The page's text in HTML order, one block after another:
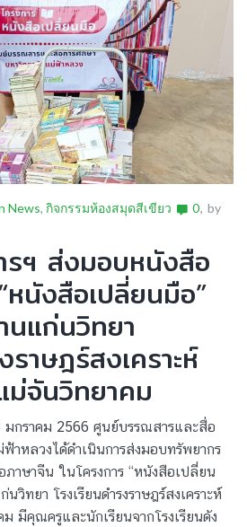
News, กิจกรรมห้องสมุดสีเขียว 0 by
ฯ ส่งมอบหนังสือ
หนังสือเปลี่ยนมือ”
นแก่นวิทยา
ราษฎร์สงเคราะห์
ม่จันวิทยาคม
กราคม 2566 ศูนย์บรรณสารและสื่อ
าหลวงได้ดำเนินการส่งมอบทรัพยากร
าษาจีน ในโครงการ “หนังสือเปลี่ยน
วิทยา โรงเรียนดำรงราษฎร์สงเคราะห์
มีคุณครูและนักเรียนจากโรงเรียนดัง